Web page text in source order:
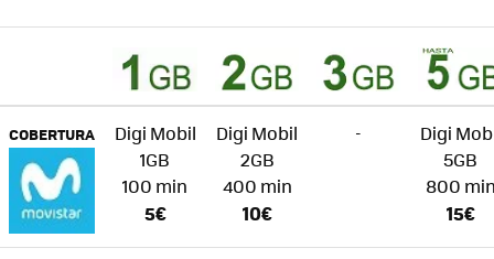
COBERTURA
Digi Mobil
1GB
100 min
5€
Digi Mobil
2GB
400 min
10€
-
Digi
5GB
800
15€